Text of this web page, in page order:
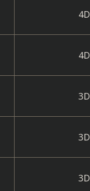
4D
4D
3D
3D
3D